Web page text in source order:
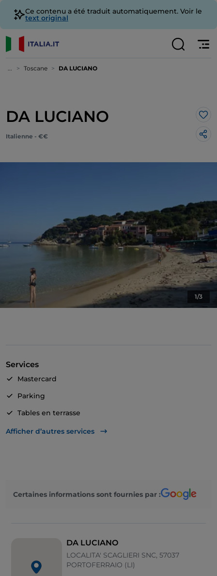
Ce contenu a été traduit automatiquement. Voir le
text original
... Toscane DA LUCIANO
DA LUCIANO
Italienne - €€
1/3
Services
Mastercard
Parking
Tables en terrasse
Wi-Fi
Afficher d’autres services
Certaines informations sont fournies par :
DA LUCIANO
LOCALITA' SCAGLIERI SNC, 57037
PORTOFERRAIO (LI)